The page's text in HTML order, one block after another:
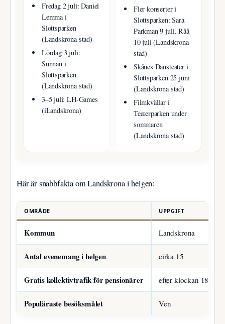
Fredag 2 juli: Daniel
Lemma i
Slottsparken
(Landskrona stad)
Lördag 3 juli:
Sunnan i
Slottsparken
(Landskrona stad)
3–5 juli: LH-Games
(iLandskrona)
Fler konserter i
Slottsparken: Sara
Parkman 9 juli, Råå
10 juli (Landskrona
stad)
Skånes Dansteater i
Slottsparken 25 juni
(Landskrona stad)
Filmkvällar i
Teaterparken under
sommaren
(Landskrona stad)
Här är snabbfakta om Landskrona i helgen:
OMRÅDE UPPGIFT
Kommun Landskrona
Antal evenemang i helgen cirka 15
Gratis kollektivtrafik för pensionärer efter klockan 18.00
Populäraste besöksmålet Ven